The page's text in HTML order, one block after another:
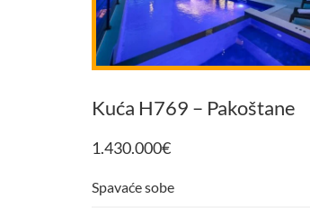
Kuća H769 – Pakoštane
1.430.000€
Spavaće sobe